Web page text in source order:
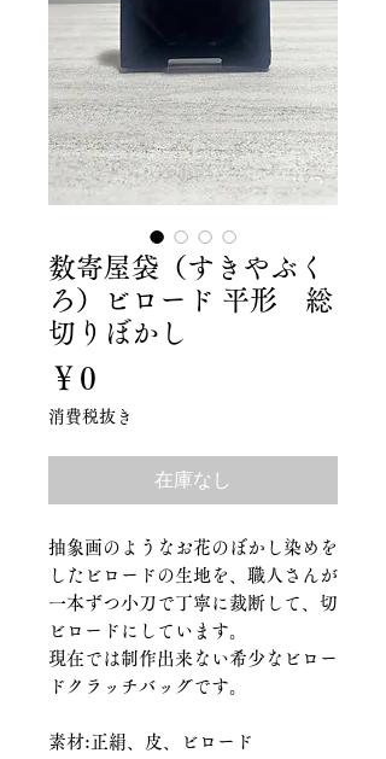
数寄屋袋（すきやぶく
ろ）ビロード 平形 総
切りぼかし
￥0
格
消費税抜き
在庫なし
抽象画のようなお花のぼかし染めを
したビロードの生地を、職人さんが
一本ずつ小刀で丁寧に裁断して、切
ビロードにしています。
現在では制作出来ない希少なビロー
ドクラッチバッグです。
素材:正絹、皮、ビロード